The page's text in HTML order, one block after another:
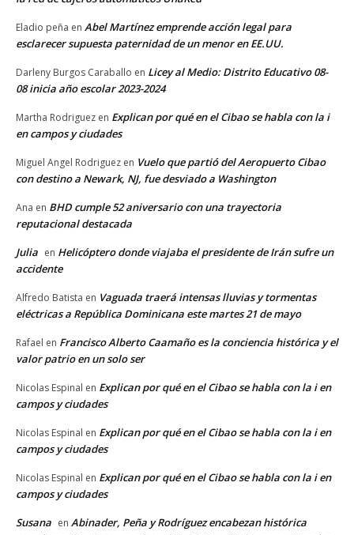
Eladio peña en Abel Martínez emprende acción legal para
esclarecer supuesta paternidad de un menor en EE.UU.
Darleny Burgos Caraballo en Licey al Medio: Distrito Educativo 08-
08 inicia año escolar 2023-2024
Martha Rodriguez en Explican por qué en el Cibao se habla con la i
en campos y ciudades
Miguel Angel Rodriguez en Vuelo que partió del Aeropuerto Cibao
con destino a Newark, NJ, fue desviado a Washington
Ana en BHD cumple 52 aniversario con una trayectoria
reputacional destacada
Julia en Helicóptero donde viajaba el presidente de Irán sufre un
accidente
Alfredo Batista en Vaguada traerá intensas lluvias y tormentas
eléctricas a República Dominicana este martes 21 de mayo
Rafael en Francisco Alberto Caamaño es la conciencia histórica y el
valor patrio en un solo ser
Nicolas Espinal en Explican por qué en el Cibao se habla con la i en
campos y ciudades
Nicolas Espinal en Explican por qué en el Cibao se habla con la i en
campos y ciudades
Nicolas Espinal en Explican por qué en el Cibao se habla con la i en
campos y ciudades
Susana en Abinader, Peña y Rodríguez encabezan histórica